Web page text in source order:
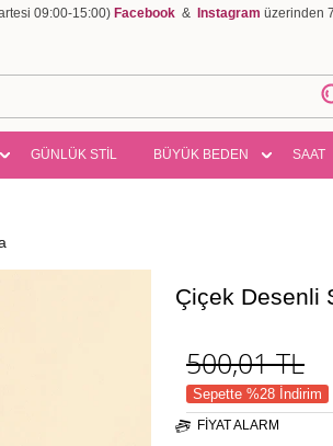
09:00-15:00) Facebook & Instagram üzerinden
GÜNLÜK STİL BÜYÜK BEDEN SAAT
Çiçek Desenli
500,01TL
Sepette %28 İndirim
FIYAT ALARM